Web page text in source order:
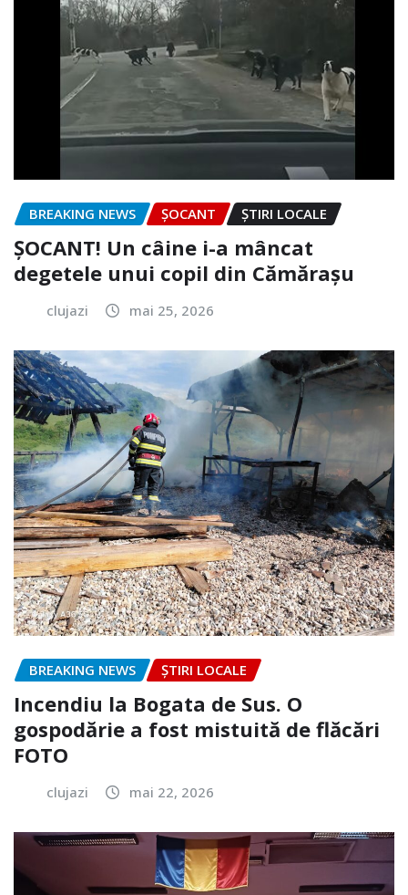
BREAKING NEWS ȘOCANT ȘTIRI LOCALE
ȘOCANT! Un câine i-a mâncat
degetele unui copil din Cămărașu
clujazi mai 25, 2026
BREAKING NEWS ȘTIRI LOCALE
Incendiu la Bogata de Sus. O
gospodărie a fost mistuită de flăcări
FOTO
clujazi mai 22, 2026